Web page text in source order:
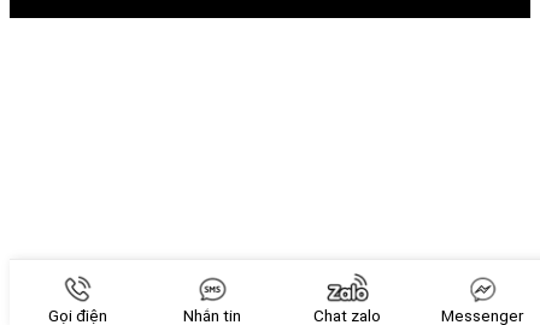
Gọi điện Nhắn tin Chat zalo Messenger